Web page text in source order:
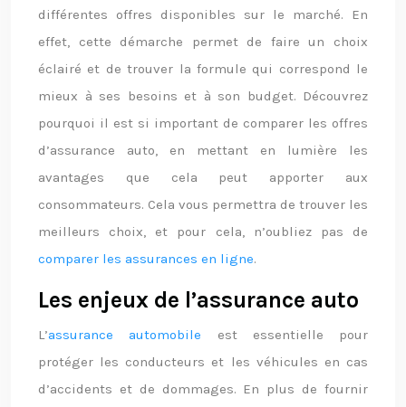
différentes offres disponibles sur le marché. En
effet, cette démarche permet de faire un choix
éclairé et de trouver la formule qui correspond le
mieux à ses besoins et à son budget. Découvrez
pourquoi il est si important de comparer les offres
d’assurance auto, en mettant en lumière les
avantages que cela peut apporter aux
consommateurs. Cela vous permettra de trouver les
meilleurs choix, et pour cela, n’oubliez pas de
comparer les assurances en ligne.
Les enjeux de l’assurance auto
L’assurance automobile est essentielle pour
protéger les conducteurs et les véhicules en cas
d’accidents et de dommages. En plus de fournir